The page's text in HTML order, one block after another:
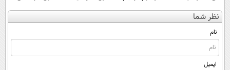
بدون جراحی و
قرص
(پرسشنامه)
کننده 23 روزه
ساخت!
کنی؟ (◂فیلم +
◂پرسش‌نامه)
کن
(◀پرسش‌نامه)
نظر شما
نام
ایمیل